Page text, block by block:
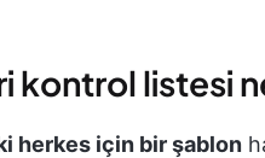
kontrol listesi
herkes için bir şablon